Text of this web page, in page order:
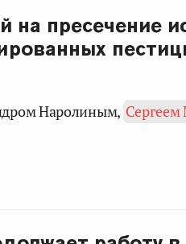
пресечение
Наролиным,